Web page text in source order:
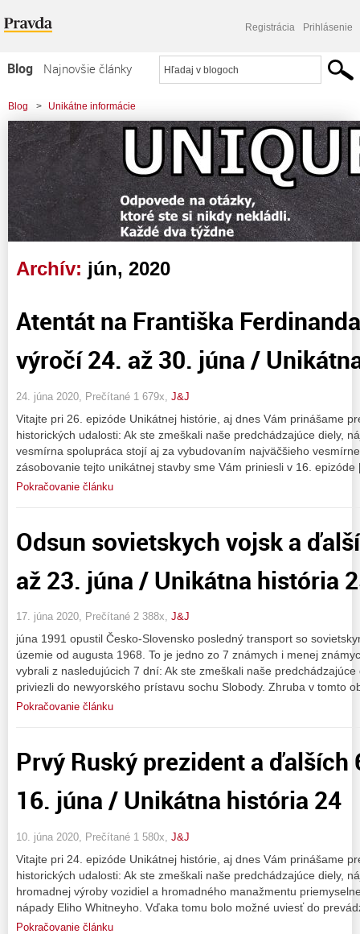
Registrácia Prihlásenie
Blog
Najnovšie články
Najčítanejšie články
Najkomentovanejšie články
Zoznam blogov
Komerčné blogy
Blog > Unikátne informácie
Archív: jún, 2020
Atentát na Františka
výročí 24. až 30. júna /
24. júna 2020, Prečítané 1 679x, J&J
Vitajte pri 26. epizóde Unikátnej histórie, aj dnes Vám prinášame
historických udalosti: Ak ste zmeškali naše predchádzajúce diely,
vesmírna spolupráca stojí aj za vybudovaním najväčšieho
zásobovanie tejto unikátnej stavby sme Vám priniesli v 16.
Pokračovanie článku
Odsun sovietskych vojsk a
až 23. júna / Unikátna história
17. júna 2020, Prečítané 2 388x, J&J
júna 1991 opustil Česko-Slovensko posledný transport so
územie od augusta 1968. To je jedno zo 7 známych i menej
vybrali z nasledujúcich 7 dní: Ak ste zmeškali naše
priviezli do newyorského prístavu sochu Slobody. Zhruba v tomto
Pokračovanie článku
Prvý Ruský prezident a ďalších
16. júna / Unikátna história 24
10. júna 2020, Prečítané 1 580x, J&J
Vitajte pri 24. epizóde Unikátnej histórie, aj dnes Vám prinášame
historických udalosti: Ak ste zmeškali naše predchádzajúce diely,
hromadnej výroby vozidiel a hromadného manažmentu
nápady Eliho Whitneyho. Vďaka tomu bolo možné uviesť do
Pokračovanie článku